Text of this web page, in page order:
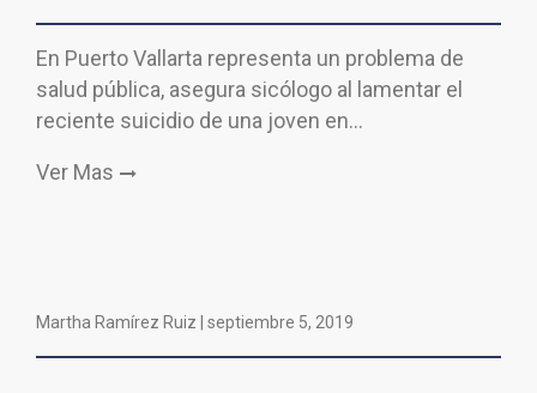
En Puerto Vallarta representa un problema de
salud pública, asegura sicólogo al lamentar el
reciente suicidio de una joven en…
Ver Mas
Martha Ramírez Ruiz | septiembre 5, 2019